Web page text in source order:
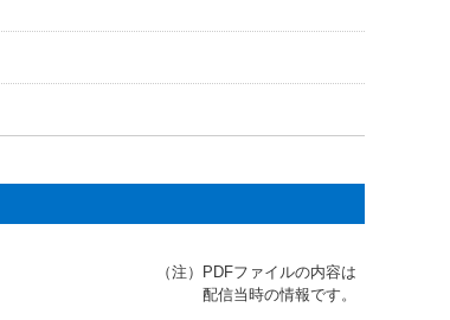
（注）
PDFファイルの内容は
配信当時の情報です。